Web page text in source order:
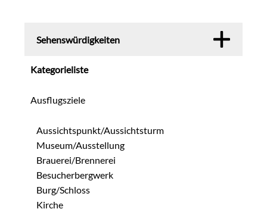
Sehenswürdigkeiten
Kategorieliste
Ausflugsziele
Aussichtspunkt/Aussichtsturm
Museum/Ausstellung
Brauerei/Brennerei
Besucherbergwerk
Burg/Schloss
Kirche